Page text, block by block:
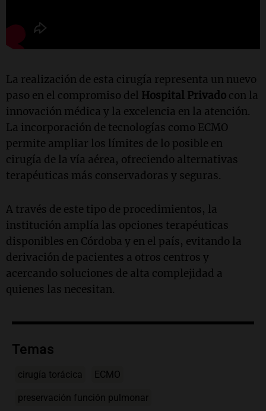
La realización de esta cirugía representa un nuevo
paso en el compromiso del Hospital Privado con la
innovación médica y la excelencia en la atención.
La incorporación de tecnologías como ECMO
permite ampliar los límites de lo posible en
cirugía de la vía aérea, ofreciendo alternativas
terapéuticas más conservadoras y seguras.
A través de este tipo de procedimientos, la
institución amplía las opciones terapéuticas
disponibles en Córdoba y en el país, evitando la
derivación de pacientes a otros centros y
acercando soluciones de alta complejidad a
quienes las necesitan.
Temas
cirugía torácica ECMO
preservación función pulmonar